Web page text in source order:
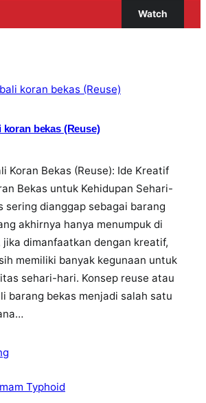
Watch
koran bekas (Reuse)
Koran Bekas (Reuse): Ide Kreatif
Bekas untuk Kehidupan Sehari-
sering dianggap sebagai barang
akhirnya hanya menumpuk di
jika dimanfaatkan dengan kreatif,
memiliki banyak kegunaan untuk
sehari-hari. Konsep reuse atau
barang bekas menjadi salah satu